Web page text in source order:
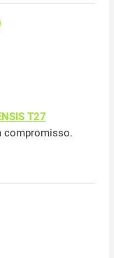
T27
compromisso.